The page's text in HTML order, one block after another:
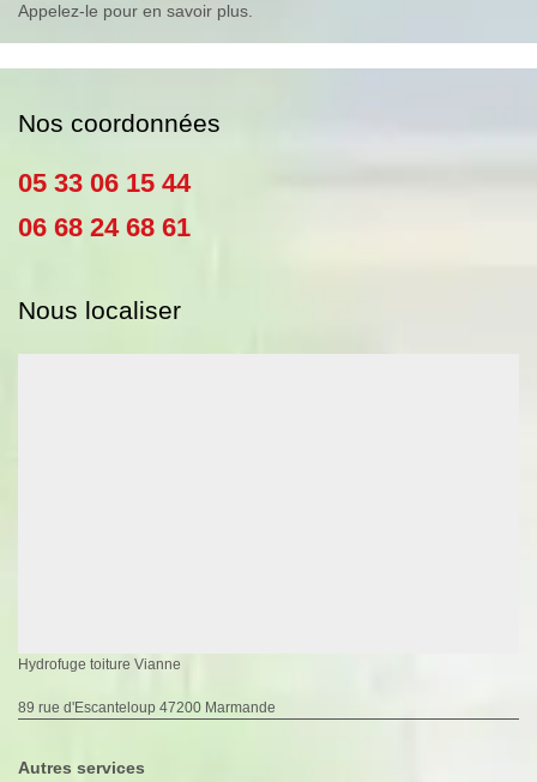
Appelez-le pour en savoir plus.
Nos coordonnées
05 33 06 15 44
06 68 24 68 61
Nous localiser
Hydrofuge toiture Vianne
89 rue d'Escanteloup 47200 Marmande
Autres services